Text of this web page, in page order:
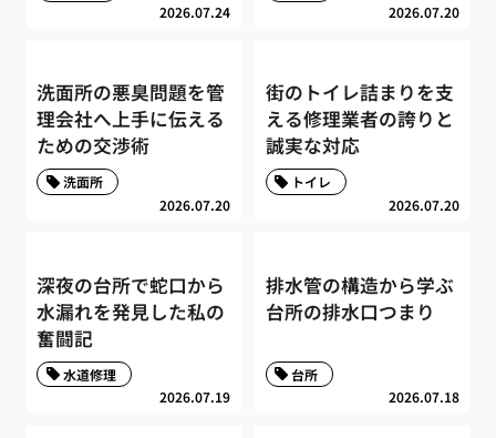
2026.07.24 2026.07.20
洗面所の悪臭問題を管
理会社へ上手に伝える
ための交渉術
2026.07.20
洗面所
街のトイレ詰まりを支
える修理業者の誇りと
誠実な対応
2026.07.20
トイレ
深夜の台所で蛇口から
水漏れを発見した私の
奮闘記
2026.07.19
水道修理
排水管の構造から学ぶ
台所の排水口つまり
2026.07.18
台所